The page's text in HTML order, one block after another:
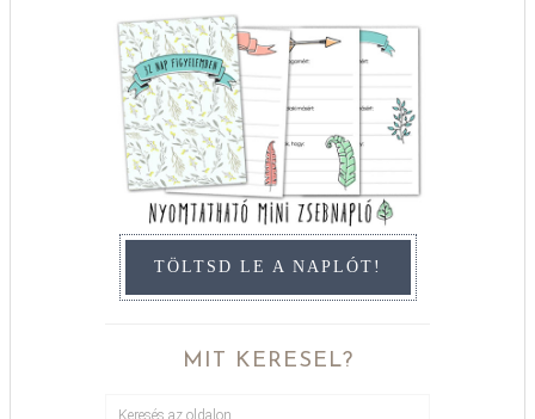
TÖLTSD LE A NAPLÓT!
MIT KERESEL?